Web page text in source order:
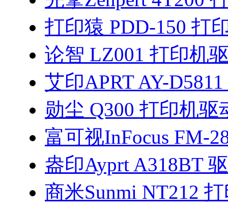
打印猿 PDD-150 打
论智 LZ001 打印机
艾印APRT AY-
勋尘 Q300 打印机驱
富可视InFocus FM-
盎印Ayprt A318BT
商米Sunmi NT212